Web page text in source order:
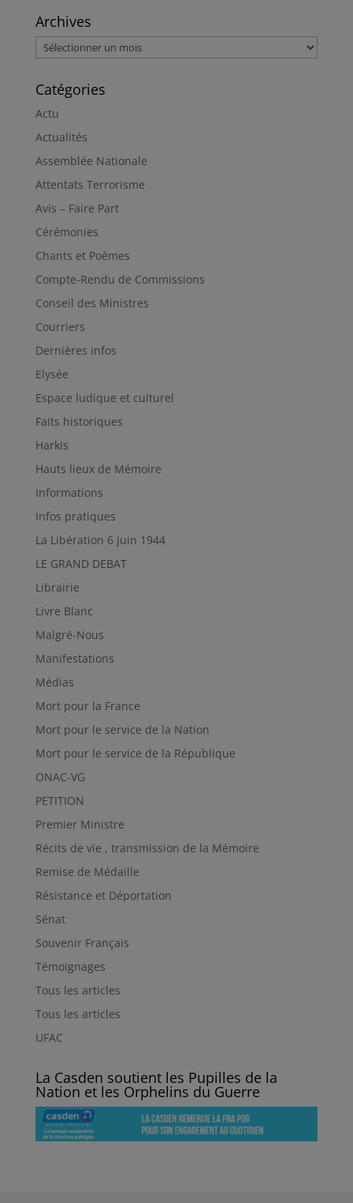
Archives
Archives
Catégories
Actu
Actualités
Assemblée Nationale
Attentats Terrorisme
Avis – Faire Part
Cérémonies
Chants et Poèmes
Compte-Rendu de Commissions
Conseil des Ministres
Courriers
Dernières infos
Elysée
Espace ludique et culturel
Faits historiques
Harkis
Hauts lieux de Mémoire
Informations
Infos pratiques
La Libération 6 juin 1944
LE GRAND DEBAT
Librairie
Livre Blanc
Malgré-Nous
Manifestations
Médias
Mort pour la France
Mort pour le service de la Nation
Mort pour le service de la République
ONAC-VG
PETITION
Premier Ministre
Récits de vie , transmission de la Mémoire
Remise de Médaille
Résistance et Déportation
Sénat
Souvenir Français
Témoignages
Tous les articles
Tous les articles
UFAC
La Casden soutient les Pupilles de la
Nation et les Orphelins du Guerre